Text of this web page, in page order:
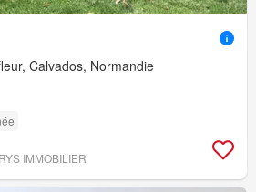
Calvados, Normandie
IMMOBILIER